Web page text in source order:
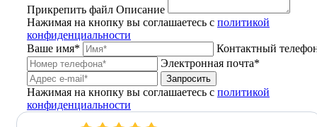
Прикрепить файл Описание
Нажимая на кнопку вы соглашаетесь с политикой
конфиденциальности
Ваше имя*
Контактный
Электронная почта*
Запросить
Нажимая на кнопку вы соглашаетесь с политикой
конфиденциальности